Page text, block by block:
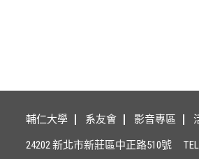
輔仁大學 系友會 影音專區
24202 新北市新莊區中正路510號